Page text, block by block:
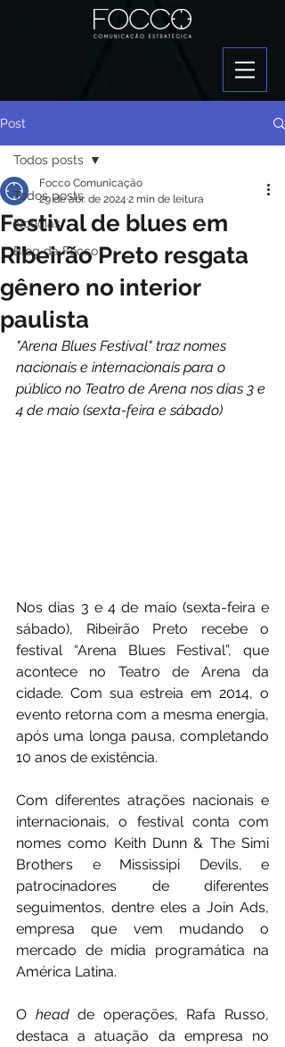
Post
Todos posts
Notícias
Blog da Focco
Todos posts
Festival de blues em
Ribeirão Preto resgata
gênero no interior
paulista
Focco Comunicação
29 de abr. de 2024 2 min de leitura
"Arena Blues Festival" traz nomes
nacionais e internacionais para o
público no Teatro de Arena nos dias 3 e
4 de maio (sexta-feira e sábado)
Nos dias 3 e 4 de maio (sexta-feira e
sábado), Ribeirão Preto recebe o
festival “Arena Blues Festival”, que
acontece no Teatro de Arena da
cidade. Com sua estreia em 2014, o
evento retorna com a mesma energia,
após uma longa pausa, completando
10 anos de existência.
Com diferentes atrações nacionais e
internacionais, o festival conta com
nomes como Keith Dunn & The Simi
Brothers e Mississipi Devils, e
patrocinadores de diferentes
seguimentos, dentre eles a Join Ads,
empresa que vem mudando o
mercado de mídia programática na
América Latina.
O head de operações, Rafa Russo,
destaca a atuação da empresa no